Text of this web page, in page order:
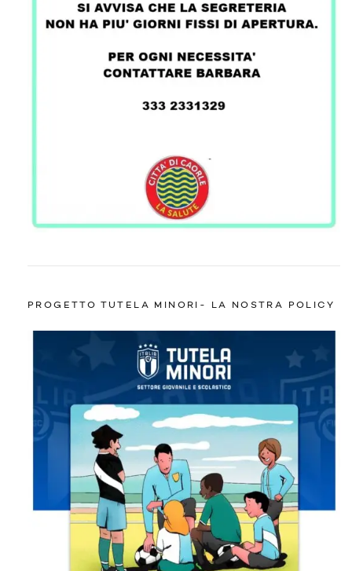
PROGETTO TUTELA MINORI- LA NOSTRA POLICY